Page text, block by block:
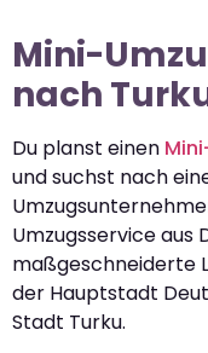
Mini-
nach
Du planst einen
und suchst nach
Umzugsservice aus
maßgeschneiderte
der Hauptstadt
Stadt Turku.